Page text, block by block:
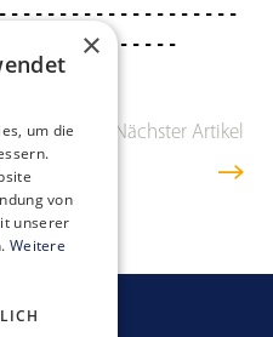
Nächster Artikel
×
um die
von
unserer
Weitere